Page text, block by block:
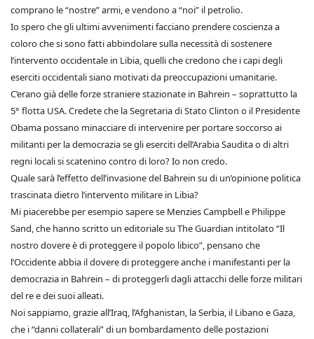
comprano le “nostre” armi, e vendono a “noi” il petrolio.
Io spero che gli ultimi avvenimenti facciano prendere coscienza a
coloro che si sono fatti abbindolare sulla necessità di sostenere
l’intervento occidentale in Libia, quelli che credono che i capi degli
eserciti occidentali siano motivati da preoccupazioni umanitarie.
C’erano già delle forze straniere stazionate in Bahrein – soprattutto la
5° flotta USA. Credete che la Segretaria di Stato Clinton o il Presidente
Obama possano minacciare di intervenire per portare soccorso ai
militanti per la democrazia se gli eserciti dell’Arabia Saudita o di altri
regni locali si scatenino contro di loro? Io non credo.
Quale sarà l’effetto dell’invasione del Bahrein su di un’opinione politica
trascinata dietro l’intervento militare in Libia?
Mi piacerebbe per esempio sapere se Menzies Campbell e Philippe
Sand, che hanno scritto un editoriale su The Guardian intitolato “Il
nostro dovere è di proteggere il popolo libico”, pensano che
l’Occidente abbia il dovere di proteggere anche i manifestanti per la
democrazia in Bahrein – di proteggerli dagli attacchi delle forze militari
del re e dei suoi alleati.
Noi sappiamo, grazie all’Iraq, l’Afghanistan, la Serbia, il Libano e Gaza,
che i “danni collaterali” di un bombardamento delle postazioni